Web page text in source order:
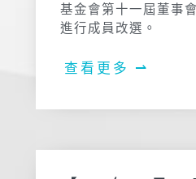
基金會第十一屆董事
進行成員改選。
查看更多 ⇀